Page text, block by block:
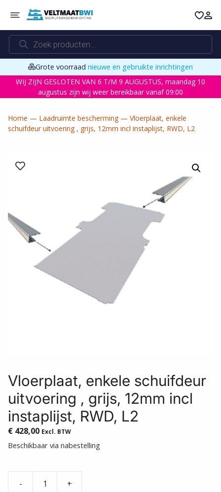
naar
de
inhoud
Producten
zoeken
Grote voorraad nieuwe en gebruikte inrichtingen
WIJ ZIJN GESLOTEN VAN 6 T/M 9 AUGUSTUS, maandag 10
augustus zijn wij weer bereikbaar vanaf 09:00
Home — Laadruimte bescherming—Vloerplaat, enkele
schuifdeur uitvoering , grijs, 12mm incl instaplijst, RWD, L2
Vloerplaat, enkele schuifdeur
uitvoering , grijs, 12mm incl
instaplijst, RWD, L2
€ 428,00 Excl. BTW
Beschikbaar via nabestelling
- +